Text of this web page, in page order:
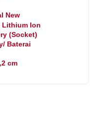
New
Lithium Ion
(Socket)
Baterai
cm